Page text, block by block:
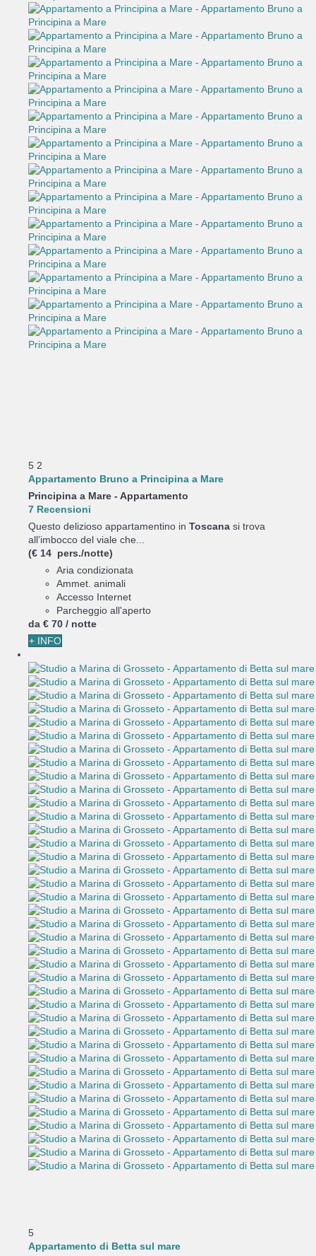
5 2
Appartamento Bruno a Principina a Mare
Principina a Mare - Appartamento
7 Recensioni
Questo delizioso appartamentino in Toscana si trova
all’imbocco del viale che...
(€ 14 pers./notte)
Aria condizionata
Ammet. animali
Accesso Internet
Parcheggio all'aperto
da € 70 / notte
+ INFO
5
Appartamento di Betta sul mare